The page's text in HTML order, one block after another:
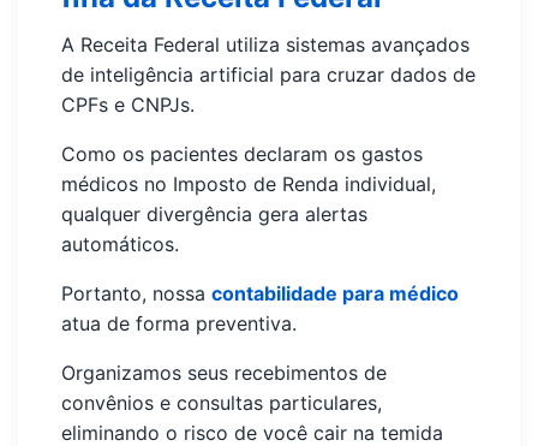
A Receita Federal utiliza sistemas avançados
de inteligência artificial para cruzar dados de
CPFs e CNPJs.
Como os pacientes declaram os gastos
médicos no Imposto de Renda individual,
qualquer divergência gera alertas
automáticos.
Portanto, nossa contabilidade para médico
atua de forma preventiva.
Organizamos seus recebimentos de
convênios e consultas particulares,
eliminando o risco de você cair na temida